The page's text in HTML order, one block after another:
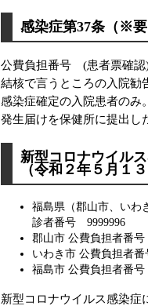
感染症第37条（※要
公費負担番号 (患者票確
結核で言うところの入院勧
感染症確定の入院患者のみ
発生届けを保健所に提出し
新型コロナウイル
（令和２年５月１
福島県（郡山市、い
診者番号 9999996
郡山市 公費負担者番
いわき市 公費負担者
福島市 公費負担者番
新型コロナウイルス感染症